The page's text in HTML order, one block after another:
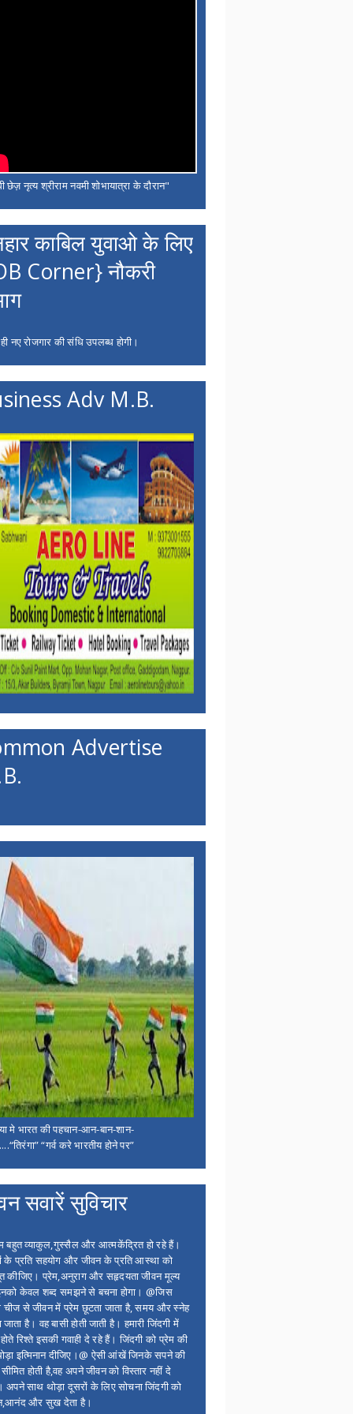
छेज़ नृत्य श्रीराम नवमी शोभायात्रा के दौरान"
काबिल युवाओ के लिए
Corner} नौकरी
नए रोजगार की संधि उपलब्ध होगी।
Adv M.B.
Advertise
मे भारत की पहचान-आन-बान-शान-
“गर्व करे भारतीय होने पर”
सवारें सुविचार
बहुत व्याकुल,गुस्सैल और आत्मकेंद्रित हो रहे हैं।
के प्रति सहयोग और जीवन के प्रति आस्था को
कीजिए। प्रेम,अनुराग और सहृदयता जीवन मूल्य
केवल शब्द समझने से बचना होगा। @जिस
चीज से जीवन में प्रेम छूटता जाता है, समय और स्नेह
है। वह बासी होती जाती है। हमारी जिंदगी में
होते रिश्ते इसकी गवाही दे रहे हैं। जिंदगी को प्रेम की
इत्मिनान दीजिए।@ ऐसी आंखें जिनके सपने की
होती है,वह अपने जीवन को विस्तार नहीं दे
अपने साथ थोड़ा दूसरों के लिए सोचना जिंदगी को
और सुख देता है।